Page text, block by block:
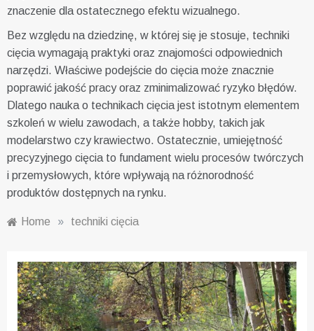
znaczenie dla ostatecznego efektu wizualnego.
Bez względu na dziedzinę, w której się je stosuje, techniki
cięcia wymagają praktyki oraz znajomości odpowiednich
narzędzi. Właściwe podejście do cięcia może znacznie
poprawić jakość pracy oraz zminimalizować ryzyko błędów.
Dlatego nauka o technikach cięcia jest istotnym elementem
szkoleń w wielu zawodach, a także hobby, takich jak
modelarstwo czy krawiectwo. Ostatecznie, umiejętność
precyzyjnego cięcia to fundament wielu procesów twórczych
i przemysłowych, które wpływają na różnorodność
produktów dostępnych na rynku.
Home » techniki cięcia